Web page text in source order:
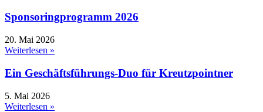
Sponsoringprogramm 2026
20. Mai 2026
Weiterlesen »
Ein Geschäftsführungs-Duo für Kreutzpointner
5. Mai 2026
Weiterlesen »